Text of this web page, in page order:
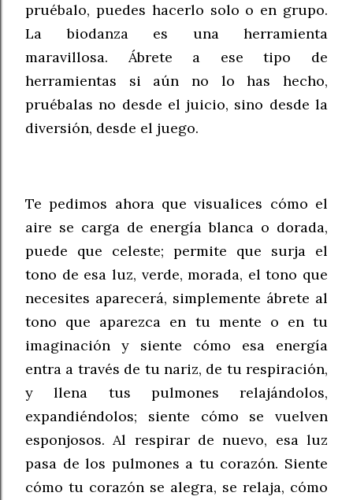
pruébalo, puedes hacerlo solo o en grupo.
La biodanza es una herramienta
maravillosa. Ábrete a ese tipo de
herramientas si aún no lo has hecho,
pruébalas no desde el juicio, sino desde la
diversión, desde el juego.
Te pedimos ahora que visualices cómo el
aire se carga de energía blanca o dorada,
puede que celeste; permite que surja el
tono de esa luz, verde, morada, el tono que
necesites aparecerá, simplemente ábrete al
tono que aparezca en tu mente o en tu
imaginación y siente cómo esa energía
entra a través de tu nariz, de tu respiración,
y llena tus pulmones relajándolos,
expandiéndolos; siente cómo se vuelven
esponjosos. Al respirar de nuevo, esa luz
pasa de los pulmones a tu corazón. Siente
cómo tu corazón se alegra, se relaja, cómo